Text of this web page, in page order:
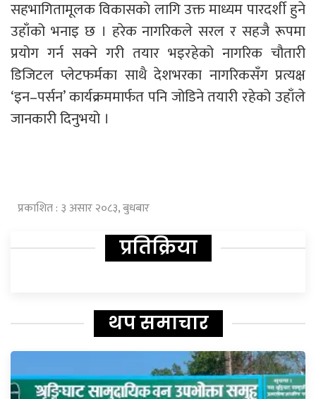
सहभागितामूलक विकासको लागि उक्त माध्यम पारदर्शी हुने
उहाँको भनाइ छ । हरेक नागरिकले सरल र सहजै रूपमा
प्रयोग गर्न सक्ने गरी तयार भइरहेको नागरिक चौतारी
डिजिटल प्लेटफर्मका साथै देशभरका नागरिकसँग प्रत्यक्ष
‘इन–पर्सन’ कार्यक्रममार्फत पनि जोडिने तयारी रहेको उहाँले
जानकारी दिनुभयो ।
प्रकाशित : ३ असार २०८३, बुधबार
प्रतिक्रिया
थप समाचार